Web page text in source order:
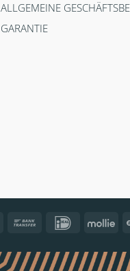
ALLGEMEINE
GARANTIE
Bancontact Bank
IDeal